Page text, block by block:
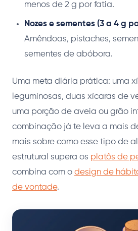
menos de 2 g por fatia.
Nozes e sementes (3 a 4 g
Amêndoas, pistaches,
sementes de abóbora.
Uma meta diária prática: uma
leguminosas, duas xícaras de
uma porção de aveia ou grão
combinação já te leva a mais
mais sobre como esse tipo de
estrutural supera os platôs de
combina com o design de
de vontade.